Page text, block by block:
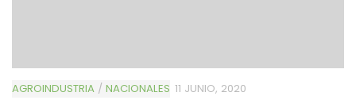
AGROINDUSTRIA / NACIONALES 11 JUNIO, 2020